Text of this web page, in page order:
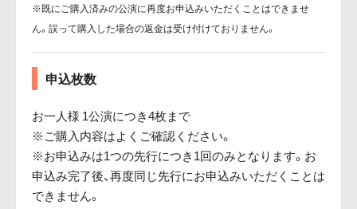
※既にご購入済みの公演に再度お申込みいただくことはできませ
ん。誤って購入した場合の返金は受け付けておりません。
申込枚数
お一人様 1公演につき4枚まで
※ご購入内容はよくご確認ください。
※お申込みは1つの先行につき1回のみとなります。お
申込み完了後、再度同じ先行にお申込みいただくことは
できません。